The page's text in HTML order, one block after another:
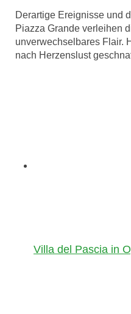
Derartige Ereignisse und
Piazza Grande verleihen
unverwechselbares Flair.
nach Herzenslust
Villa del Pascia in